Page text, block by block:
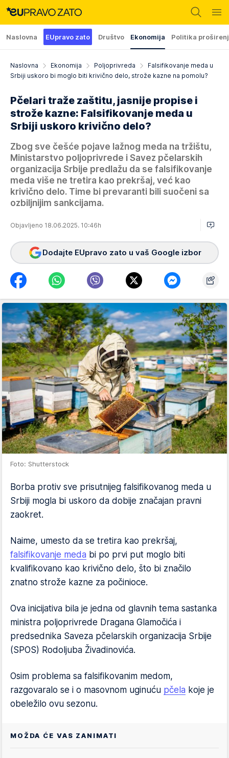
Naslovna EUpravo zato Društvo Ekonomija Politika
Naslovna Ekonomija Poljoprivreda
Falsifikovanje meda u
Srbiji uskoro bi moglo biti krivično delo, strože kazne na pomolu?
Pčelari traže zaštitu, jasnije propise i
strože kazne: Falsifikovanje meda u
Srbiji uskoro krivično delo?
Zbog sve češće pojave lažnog meda na tržištu,
Ministarstvo poljoprivrede i Savez pčelarskih
organizacija Srbije predlažu da se falsifikovanje
meda više ne tretira kao prekršaj, već kao
krivično delo. Time bi prevaranti bili suočeni sa
ozbiljnijim sankcijama.
Objavljeno 18.06.2025. 10:46h
Dodajte EUpravo zato u vaš Google izbor
Foto: Shutterstock
Borba protiv sve prisutnijeg falsifikovanog meda u
Srbiji mogla bi uskoro da dobije značajan pravni
zaokret.
Naime, umesto da se tretira kao prekršaj,
falsifikovanje meda bi po prvi put moglo biti
kvalifikovano kao krivično delo, što bi značilo
znatno strože kazne za počinioce.
Ova inicijativa bila je jedna od glavnih tema sastanka
ministra poljoprivrede Dragana Glamočića i
predsednika Saveza pčelarskih organizacija Srbije
(SPOS) Rodoljuba Živadinovića.
Osim problema sa falsifikovanim medom,
razgovaralo se i o masovnom uginuću pčela koje je
obeležilo ovu sezonu.
MOŽDA ĆE VAS ZANIMATI